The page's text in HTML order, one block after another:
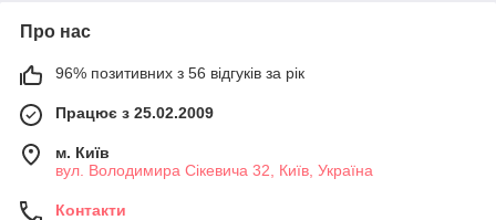
Про нас
96% позитивних з 56 відгуків за рік
Працює з 25.02.2009
м. Київ
вул. Володимира Сікевича 32, Київ, Україна
Контакти